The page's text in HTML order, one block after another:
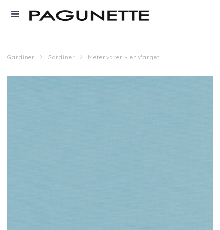
Gardiner Gardiner Metervarer - ensfarget